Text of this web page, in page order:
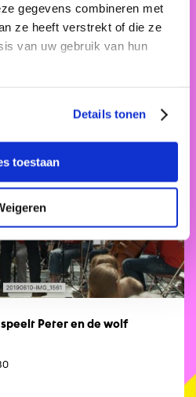
gegevens combineren met
ze heeft verstrekt of die ze
van uw gebruik van hun
Details tonen
toestaan
© OpenStreetMapcontributors ©CARTO
Peter en de wolf